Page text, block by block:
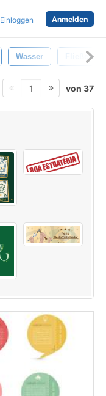
Einloggen Anmelden
Wasser Fließen
1 von 37